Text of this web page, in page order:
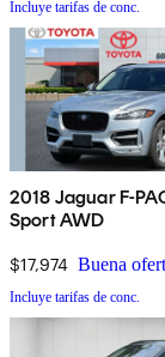
Incluye tarifas de conc.
2018 Jaguar F-
Sport AWD
$17,974 Buena
Incluye tarifas de conc.